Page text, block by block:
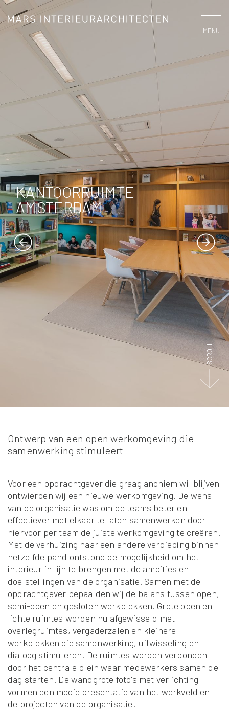
MENU
KANTOORRUIMTE
AMSTERDAM
SCROLL
Ontwerp van een open werkomgeving die
samenwerking stimuleert
Voor een opdrachtgever die graag anoniem wil blijven
ontwierpen wij een nieuwe werkomgeving. De wens
van de organisatie was om de teams beter en
effectiever met elkaar te laten samenwerken door
hiervoor per team de juiste werkomgeving te creëren.
Met de verhuizing naar een andere verdieping binnen
hetzelfde pand ontstond de mogelijkheid om het
interieur in lijn te brengen met de ambities en
doelstellingen van de organisatie. Samen met de
opdrachtgever bepaalden wij de balans tussen open,
semi-open en gesloten werkplekken. Grote open en
lichte ruimtes worden nu afgewisseld met
overlegruimtes, vergaderzalen en kleinere
werkplekken die samenwerking, uitwisseling en
dialoog stimuleren. De ruimtes worden verbonden
door het centrale plein waar medewerkers samen de
dag starten. De wandgrote foto's met verlichting
vormen een mooie presentatie van het werkveld en
de projecten van de organisatie.